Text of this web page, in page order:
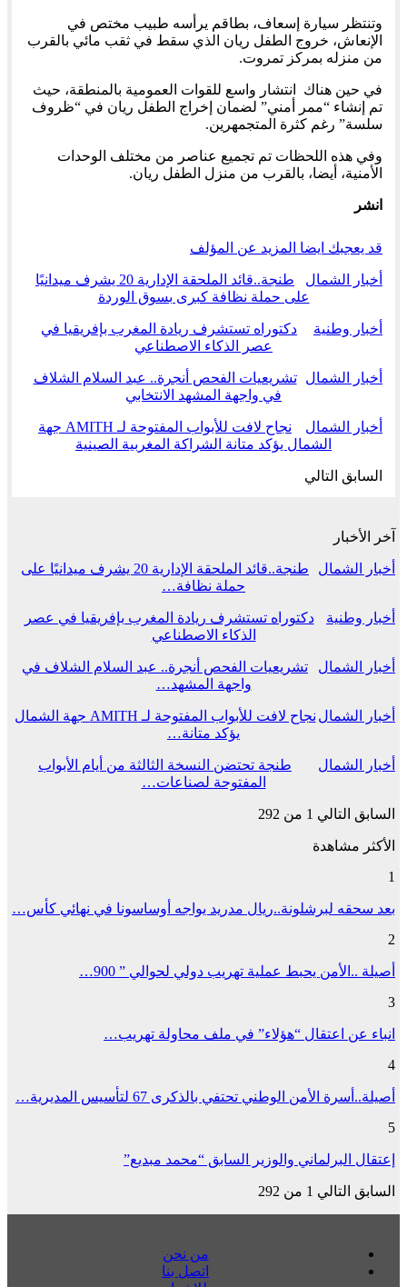
وتنتظر سيارة إسعاف، بطاقم يرأسه طبيب مختص في
الإنعاش، خروج الطفل ريان الذي سقط في ثقب مائي بالقرب
من منزله بمركز تمروت.
في حين هناك انتشار واسع للقوات العمومية بالمنطقة، حيث
تم إنشاء “ممر أمني” لضمان إخراج الطفل ريان في “ظروف
سلسة” رغم كثرة المتجمهرين.
وفي هذه اللحظات تم تجميع عناصر من مختلف الوحدات
الأمنية، أيضا، بالقرب من منزل الطفل ريان.
انشر
قد يعجبك ايضا المزيد عن المؤلف
أخبار الشمال
طنجة..قائد الملحقة الإدارية 20 يشرف ميدانيًا
على حملة نظافة كبرى بسوق الوردة
أخبار وطنية
دكتوراه تستشرف ريادة المغرب بإفريقيا في
عصر الذكاء الاصطناعي
أخبار الشمال
تشريعيات الفحص أنجرة.. عبد السلام الشلاف
في واجهة المشهد الانتخابي
أخبار الشمال
نجاح لافت للأبواب المفتوحة لـ AMITH جهة
الشمال يؤكد متانة الشراكة المغربية الصينية
السابق التالي
آخر الأخبار
أخبار الشمال
طنجة..قائد الملحقة الإدارية 20 يشرف ميدانيًا على
حملة نظافة…
أخبار وطنية
دكتوراه تستشرف ريادة المغرب بإفريقيا في عصر
الذكاء الاصطناعي
أخبار الشمال
تشريعيات الفحص أنجرة.. عبد السلام الشلاف في
واجهة المشهد…
أخبار الشمال
نجاح لافت للأبواب المفتوحة لـ AMITH جهة الشمال
يؤكد متانة…
أخبار الشمال
طنجة تحتضن النسخة الثالثة من أيام الأبواب
المفتوحة لصناعات…
السابق التالي 1 من 292
الأكثر مشاهدة
1
بعد سحقه لبرشلونة..ريال مدريد يواجه أوساسونا في نهائي كأس…
2
أصيلة ..الأمن يحبط عملية تهريب دولي لحوالي ” 900…
3
انباء عن اعتقال “هؤلاء” في ملف محاولة تهريب…
4
أصيلة..أسرة الأمن الوطني تحتفي بالذكرى 67 لتأسيس المديرية…
5
إعتقال البرلماني والوزير السابق “محمد مبديع”
السابق التالي 1 من 292
من نحن
اتصل بنا